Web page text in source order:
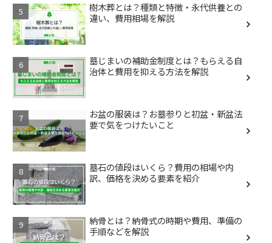
樹木葬とは？種類と特徴・永代供養との
違い、費用相場を解説
墓じまいの補助金制度とは？もらえる自
治体と費用を抑える方法を解説
お盆の服装は？お墓参りと初盆・新盆法
要で気をつけたいこと
墓石の値段はいくら？費用の相場や内
訳、価格を決める要素を紹介
納骨とは？納骨式の時期や費用、準備の
手順などを解説